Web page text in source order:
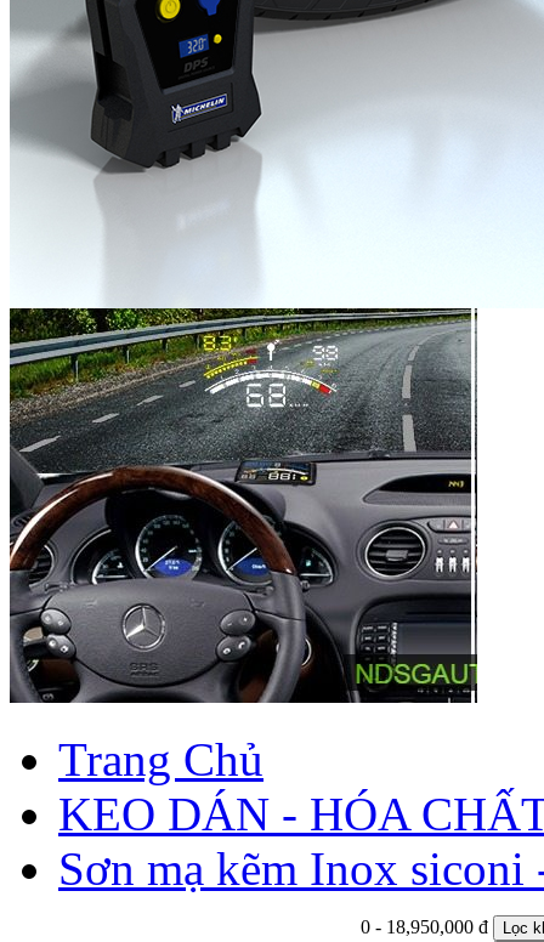
Trang Chủ
KEO DÁN - HÓA
Sơn mạ kẽm Inox siconi
0 - 18,950,000 đ Lọc